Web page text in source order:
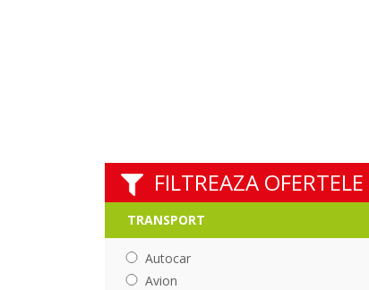
FILTREAZA OFERTELE
TRANSPORT
Autocar
Avion